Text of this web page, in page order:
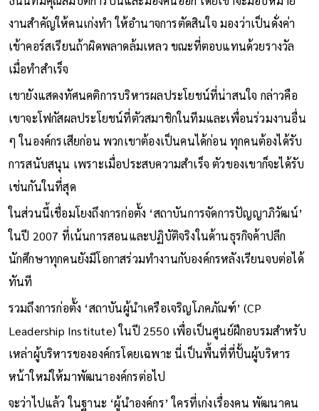
งานสำคัญให้คนเก่งทำ ให้อำนาจการตัดสินใจ มองว่าเป็นดั่งค่า
เข้าคอร์สเรียนถ้าผิดพลาดล้มเหลว ขณะที่ตอบแทนด้วยรางวัล
เมื่อทำสำเร็จ
เขายังแสดงทัศนคติการบริหารผลประโยชน์ที่น่าสนใจ กล่าวคือ
เขาจะโฟกัสผลประโยชน์ที่ตัวสมาชิกในทีมและเพื่อนร่วมงานอื่น
ๆ ในองค์กรเสียก่อน พวกเขาต้องเป็นคนได้ก่อน ทุกคนต้องได้รับ
การสนับสนุน เพราะเมื่อประสบความสำเร็จ ตัวของเขาก็จะได้รับ
เช่นกันในที่สุด
ในส่วนนี้เชื่อมโยงถึงการก่อตั้ง ‘สถาบันการจัดการปัญญาภิวัฒน์’
ในปี 2007 ที่เน้นการสอนและปฏิบัติจริงในด้านธุรกิจค้าปลีก
นักศึกษาทุกคนยังมีโอกาสร่วมทำงานกับองค์กรหลังเรียนจบต่อได้
ทันที
รวมถึงการก่อตั้ง ‘สถาบันผู้นำเครือเจริญโภคภัณฑ์’ (CP
Leadership Institute) ในปี 2550 เพื่อเป็นศูนย์ฝึกอบรมสำหรับ
เหล่าผู้บริหารขององค์กรโดยเฉพาะ นี่เป็นพื้นที่ที่ปั้นผู้บริหาร
หน้าใหม่ให้มาพัฒนาองค์กรต่อไป
จะว่าไปแล้ว ในฐานะ ‘ผู้นำองค์กร’ ใครที่เก่งเรื่องคน พัฒนาคน